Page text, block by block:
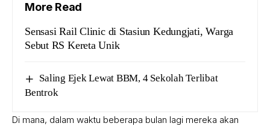
More Read
Sensasi Rail Clinic di Stasiun Kedungjati, Warga
Sebut RS Kereta Unik
Saling Ejek Lewat BBM, 4 Sekolah Terlibat
Bentrok
Di mana, dalam waktu beberapa bulan lagi mereka akan